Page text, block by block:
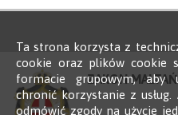
Ta strona korzysta z
cookie oraz plików cookie
formacie grupowym, aby
chronić korzystanie z
odmówić zgody na użycie
ZAKON